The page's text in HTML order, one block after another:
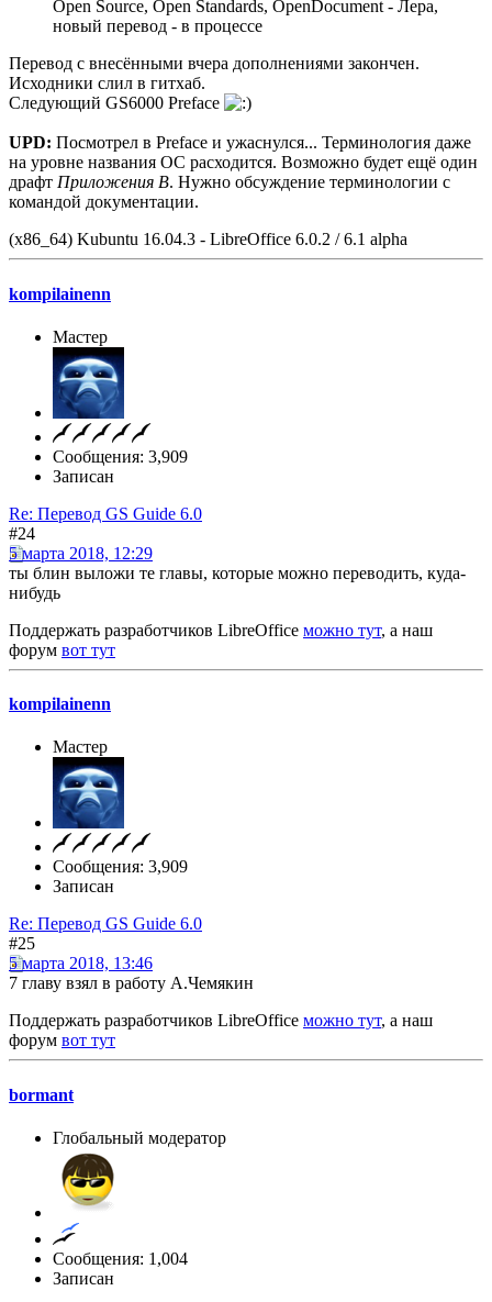
Open Source, Open Standards, OpenDocument - Лера,
новый перевод - в процессе
Перевод с внесёнными вчера дополнениями закончен.
Исходники слил в гитхаб.
Следующий GS6000 Preface
UPD: Посмотрел в Preface и ужаснулся... Терминология даже
на уровне названия ОС расходится. Возможно будет ещё один
драфт Приложения B. Нужно обсуждение терминологии с
командой документации.
(x86_64) Kubuntu 16.04.3 - LibreOffice 6.0.2 / 6.1 alpha
kompilainenn
Мастер
Сообщения: 3,909
Записан
Re: Перевод GS Guide 6.0
#24
5 марта 2018, 12:29
ты блин выложи те главы, которые можно переводить, куда-
нибудь
Поддержать разработчиков LibreOffice можно тут, а наш
форум вот тут
kompilainenn
Мастер
Сообщения: 3,909
Записан
Re: Перевод GS Guide 6.0
#25
5 марта 2018, 13:46
7 главу взял в работу А.Чемякин
Поддержать разработчиков LibreOffice можно тут, а наш
форум вот тут
bormant
Глобальный модератор
Сообщения: 1,004
Записан